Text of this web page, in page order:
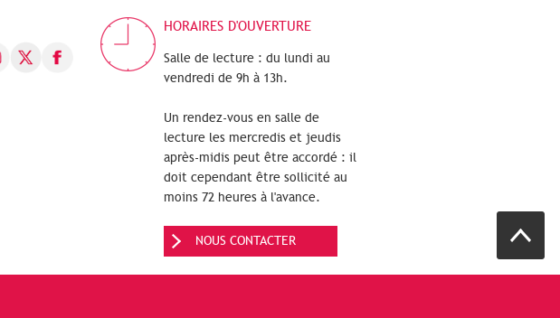
HORAIRES D'OUVERTURE
Salle de lecture : du lundi au
vendredi de 9h à 13h.
Un rendez-vous en salle de
lecture les mercredis et jeudis
après-midis peut être accordé : il
doit cependant être sollicité au
moins 72 heures à l'avance.
NOUS CONTACTER